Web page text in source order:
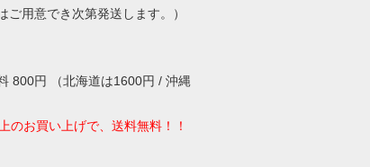
ご用意でき次第発送します。）
800円 （北海道は1600円 / 沖縄
のお買い上げで、送料無料！！